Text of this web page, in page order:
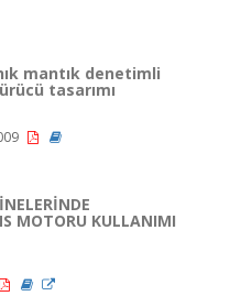
mantık denetimli
tasarımı
MOTORU KULLANIMI